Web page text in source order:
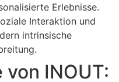
Erlebnisse.
Interaktion und
intrinsische
von INOUT: